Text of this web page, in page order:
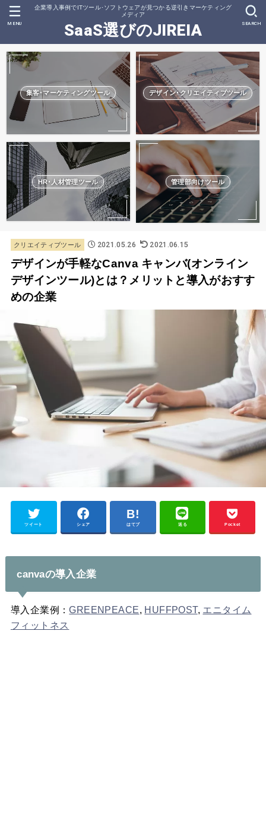
企業導入事例でITツール･ソフトウェアが見つかる逆引きマーケティング
メディア
SaaS選びのJIREIA SEARCH
MENU
集客･マーケティングツール デザイン･クリエイティブツール
HR･人材管理ツール 管理部向けツール
クリエイティブツール 2021.05.26 2021.06.15
デザインが手軽なCanva キャンバ(オンライン
デザインツール)とは？メリットと導入がおすす
めの企業
ツイート シェア はてブ 送る Pocket
canvaの導入企業
導入企業例：GREENPEACE, HUFFPOST, エニタイム
フィットネス